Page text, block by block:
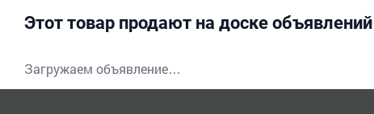
Этот товар продают на доске объявлений
Загружаем объявление…